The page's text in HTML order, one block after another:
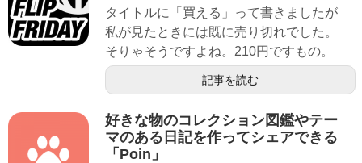
タイトルに「買える」って書きましたが
私が見たときには既に売り切れでした。
そりゃそうですよね。210円ですもの。
記事を読む
好きな物のコレクション図鑑やテー
マのある日記を作ってシェアできる
「Poin」